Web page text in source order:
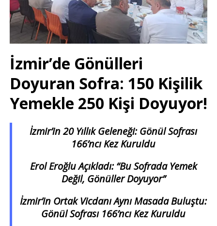
İzmir’de Gönülleri
Doyuran Sofra: 150 Kişilik
Yemekle 250 Kişi Doyuyor!
İzmir’in 20 Yıllık Geleneği: Gönül Sofrası
166’ncı Kez Kuruldu
Erol Eroğlu Açıkladı: “Bu Sofrada Yemek
Değil, Gönüller Doyuyor”
İzmir’in Ortak Vicdanı Aynı Masada Buluştu:
Gönül Sofrası 166’ncı Kez Kuruldu